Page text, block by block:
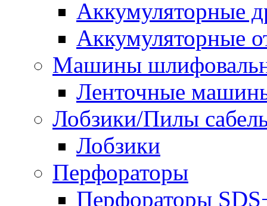
Аккумуляторные
Аккумуляторные
Машины
Ленточные
Лобзики/Пилы
Лобзики
Перфораторы
Перфораторы